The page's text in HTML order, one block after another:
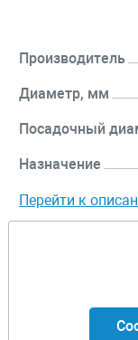
Производитель
Диаметр, мм
Посадочный
Назначение
Перейти к